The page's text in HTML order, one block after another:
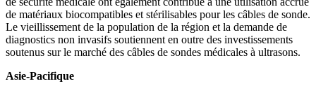
de matériaux biocompatibles et stérilisables pour les câbles de sonde.
Le vieillissement de la population de la région et la demande de
diagnostics non invasifs soutiennent en outre des investissements
soutenus sur le marché des câbles de sondes médicales à ultrasons.
Asie-Pacifique